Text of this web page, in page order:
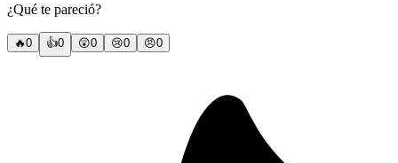
¿Qué te pareció?
🔥0 👍0 😲0 😢0 😠0